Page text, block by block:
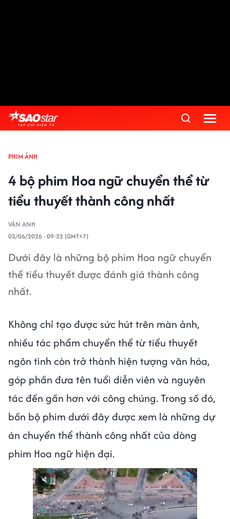
PHIM ẢNH
4 bộ phim Hoa ngữ chuyển thể từ
tiểu thuyết thành công nhất
VÂN ANH
03/06/2026 - 09:22 (GMT+7)
Dưới đây là những bộ phim Hoa ngữ chuyển
thể tiểu thuyết được đánh giá thành công
nhất.
Không chỉ tạo được sức hút trên màn ảnh,
nhiều tác phẩm chuyển thể từ tiểu thuyết
ngôn tình còn trở thành hiện tượng văn hóa,
góp phần đưa tên tuổi diễn viên và nguyên
tác đến gần hơn với công chúng. Trong số đó,
bốn bộ phim dưới đây được xem là những dự
án chuyển thể thành công nhất của dòng
phim Hoa ngữ hiện đại.